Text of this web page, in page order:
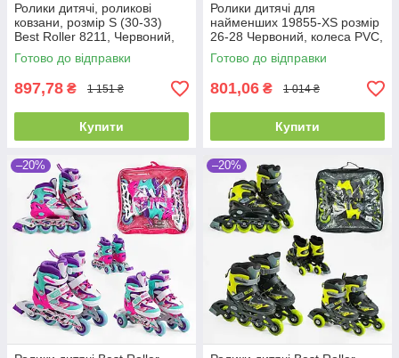
Ролики дитячі, роликові
ковзани, розмір S (30-33)
Best Roller 8211, Червоний,
колеса PU поліуретан світні
Готово до відправки
897,78 ₴ 1 151 ₴
Купити
Ролики дитячі для
найменших 19855-XS розмір
26-28 Червоний, колеса PVC,
переднє зі світлом
Готово до відправки
801,06 ₴ 1 014 ₴
Купити
–20% –20%